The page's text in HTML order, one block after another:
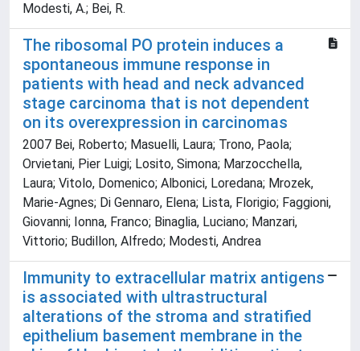
Modesti, A.; Bei, R.
The ribosomal PO protein induces a
spontaneous immune response in
patients with head and neck advanced
stage carcinoma that is not dependent
on its overexpression in carcinomas
2007 Bei, Roberto; Masuelli, Laura; Trono, Paola;
Orvietani, Pier Luigi; Losito, Simona; Marzocchella,
Laura; Vitolo, Domenico; Albonici, Loredana; Mrozek,
Marie-Agnes; Di Gennaro, Elena; Lista, Florigio; Faggioni,
Giovanni; Ionna, Franco; Binaglia, Luciano; Manzari,
Vittorio; Budillon, Alfredo; Modesti, Andrea
Immunity to extracellular matrix antigens
is associated with ultrastructural
alterations of the stroma and stratified
epithelium basement membrane in the